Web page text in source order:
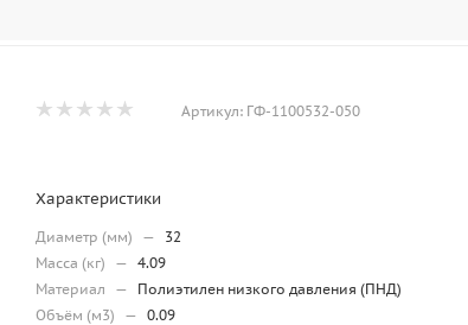
Артикул: ГФ-1100532-050
Характеристики
Диаметр (мм) —
32
Масса (кг)
— 4.09
Материал
—
Полиэтилен низкого давления (ПНД)
Объём (м3)
— 0.09